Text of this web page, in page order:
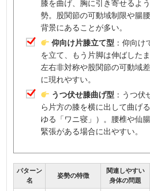
膝を曲げ、胸に引き寄せるよ
勢。股関節の可動域制限や腸
背景にあることが多い。
仰向け片膝立て型 ：仰向け
を立て、もう片脚は伸ばした
左右非対称や股関節の可動域
に現れやすい。
うつ伏せ膝曲げ型 ：うつ伏
ら片方の膝を横に出して曲げ
ゆる「ワニ寝」）。腰椎や仙
緊張がある場合に出やすい。
パターン
名
姿勢の特徴
関連しやすい
身体の問題